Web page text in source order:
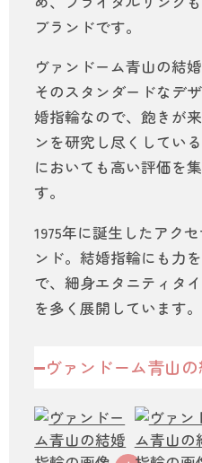
ブランドです。
ヴァンドーム青山の結
そのスタンダードなデ
婚指輪なので、飽きが
ンを研究し尽くしてい
においても高い評価を
す。
1975年に誕生したアク
ンド。結婚指輪にも力
で、細身エタニティタ
を多く展開しています。
ヴァンドーム青山